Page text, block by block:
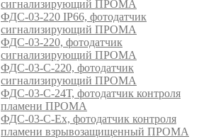
сигнализирующий ПРОМА
ФДС-03-220 IP66, фотодатчик
сигнализирующий ПРОМА
ФДС-03-220, фотодатчик
сигнализирующий ПРОМА
ФДС-03-С-220, фотодатчик
сигнализирующий ПРОМА
ФДС-03-С-24Т, фотодатчик контроля
пламени ПРОМА
ФДС-03-С-Ex, фотодатчик контроля
пламени взрывозащищенный ПРОМА